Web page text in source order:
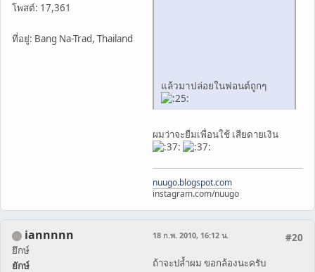
โพสต์: 17,361
ที่อยู่: Bang Na-Trad, Thailand
แล้วมาปล่อยในฟอนต์ถูกๆ
ผมว่าจะยืมเพื่อนใช้ เสียดายเงิน
nuugo.blogspot.com
instagram.com/nuugo
iannnnn
ยึกษ์
ยักษ์
#20
18 ก.พ. 2010, 16:12 น.
ถ้าจะปล้ำผม ขอกล้องนะครับ